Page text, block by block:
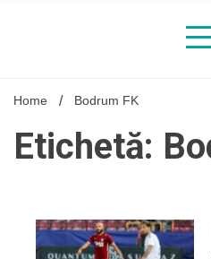
Home Bodrum FK
Etichetă: